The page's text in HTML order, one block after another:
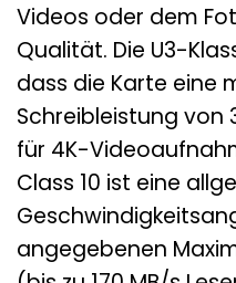
Videos oder dem
Qualität. Die U3-
dass die Karte eine
Schreibleistung von
für 4K-
Class 10 ist eine
angegebenen